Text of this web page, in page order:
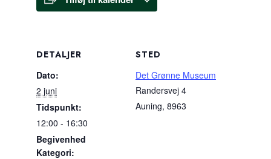
DETALJER
Dato:
2 juni
Tidspunkt:
12:00 - 16:30
Begivenhed
Kategori:
STED
Det Grønne Museum
Randersvej 4
Auning, 8963